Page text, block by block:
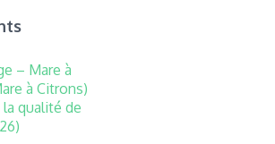
– Mare à
à Citrons)
qualité de